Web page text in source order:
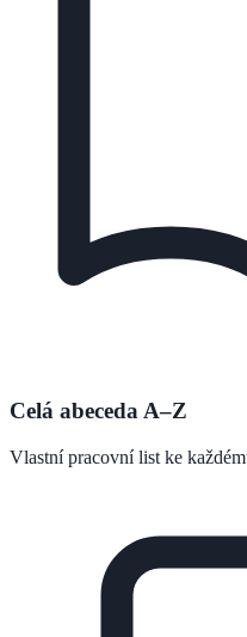
Celá abeceda A–Z
Vlastní pracovní list ke